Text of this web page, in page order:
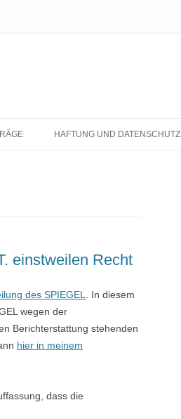
InhaltHAFTUNG UND DATENSCHUTZ
einstweilen Recht
des SPIEGEL
. In diesem
wegen der
Berichterstattung stehenden
hier in meinem
dass die